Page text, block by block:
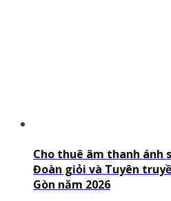
Cho thuê âm thanh ánh
Đoàn giỏi và Tuyên
Gòn năm 2026